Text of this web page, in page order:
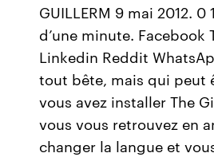
GUILLERM 9 mai 2012. 0
d’une minute. Facebook
Linkedin Reddit
tout bête, mais qui peut
vous avez installer The
vous vous retrouvez en
changer la langue et